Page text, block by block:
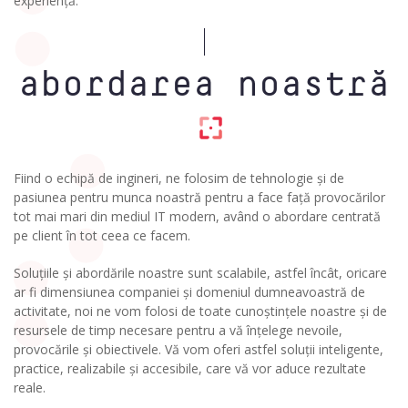
abordarea noastră
Fiind o echipă de ingineri, ne folosim de tehnologie și de
pasiunea pentru munca noastră pentru a face față provocărilor
tot mai mari din mediul IT modern, având o abordare centrată
pe client în tot ceea ce facem.
Soluțiile și abordările noastre sunt scalabile, astfel încât, oricare
ar fi dimensiunea companiei și domeniul dumneavoastră de
activitate, noi ne vom folosi de toate cunoștințele noastre și de
resursele de timp necesare pentru a vă înțelege nevoile,
provocările și obiectivele. Vă vom oferi astfel soluții inteligente,
practice, realizabile și accesibile, care vă vor aduce rezultate
reale.